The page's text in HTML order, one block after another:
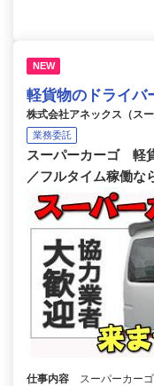
NEW
軽貨物のドライバ
株式会社アネックス（スー
業務委託
スーパーカーゴ 軽
／フルタイム稼働な
仕事内容
スーパーカー